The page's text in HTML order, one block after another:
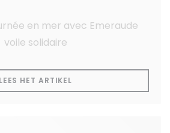
en mer avec Emeraude
voile solidaire
LEES HET ARTIKEL